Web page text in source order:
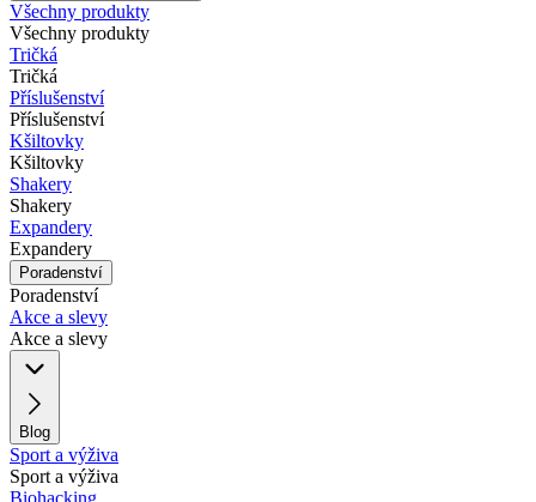
Všechny produkty
Všechny produkty
Tričká
Tričká
Příslušenství
Příslušenství
Kšiltovky
Kšiltovky
Shakery
Shakery
Expandery
Expandery
Poradenství
Poradenství
Akce a slevy
Akce a slevy
Blog
Sport a výživa
Sport a výživa
Biohacking